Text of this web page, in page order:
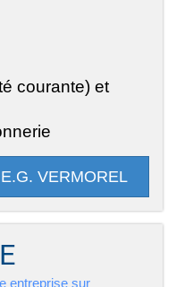
courante) et
VERMOREL
entreprise sur